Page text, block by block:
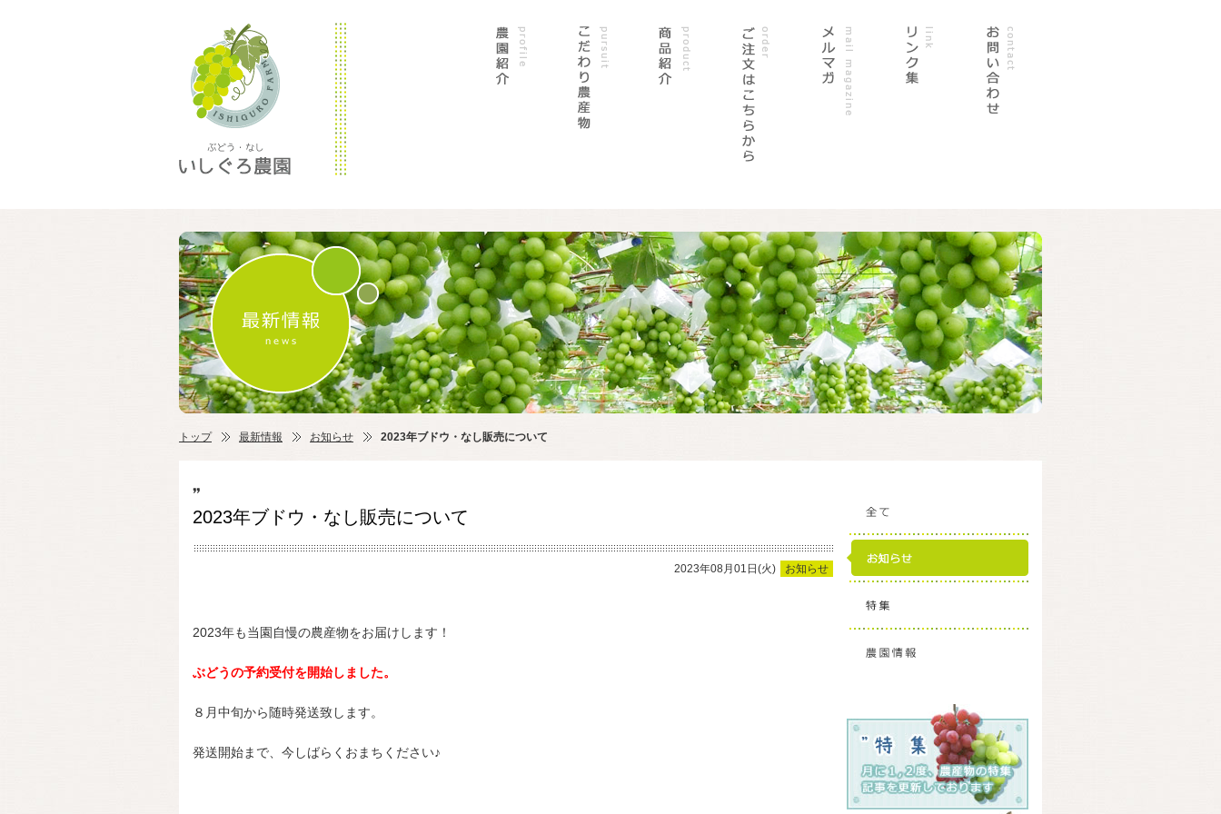
農園紹介 こだわり農産物 ご注文はこちらから メルマガ リンク集
トップ 最新情報 お知らせ 2023年ブドウ・なし販売について
2023年ブドウ・なし販売について
2023年08月01日(火) お知らせ
2023年も当園自慢の農産物をお届けします！
ぶどうの予約受付を開始しました。
８月中旬から随時発送致します。
発送開始まで、今しばらくおまちください♪